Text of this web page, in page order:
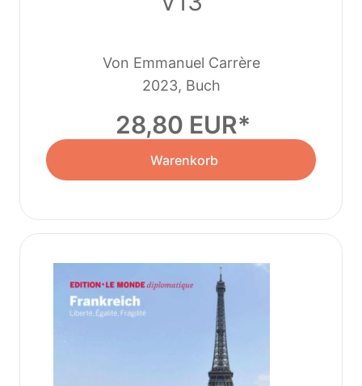
Von Emmanuel Carrère
2023, Buch
28,80 EUR
Warenkorb